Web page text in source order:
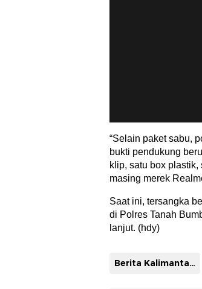
“Selain paket sabu,
bukti pendukung
klip, satu box
masing merek
Saat ini, tersangka
di Polres Tanah
lanjut. (hdy)
Berita Kalimantan Selatan